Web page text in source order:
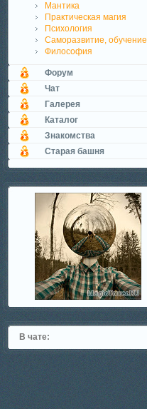
Мантика
Практическая магия
Психология
Саморазвитие, обучение
Философия
Форум
Чат
Галерея
Каталог
Знакомства
Старая башня
В чате: